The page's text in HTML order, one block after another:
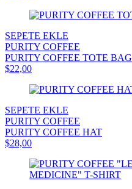
SEPETE EKLE
PURITY COFFEE
PURITY COFFEE TOTE BAG
$22,00
SEPETE EKLE
PURITY COFFEE
PURITY COFFEE HAT
$28,00